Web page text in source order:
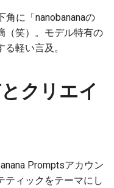
2026-06-16
06-15
06-14
06-11
2025-12-01
11-30
11-29
11-26
2026-06-16
06-15
06-14
06-11
2025-12-01
11-30
11-29
11-26
2026-06-14
06-13
06-12
06-09
2025-12-01
11-30
11-29
11-26
2026-06-16
06-15
06-14
06-11
2026-06-10
06-09
06-08
06-05
角に「nanobananaの
（笑）。モデル特有の
軽い言及。
クリエイ
Promptsアカウン
ティックをテーマにし